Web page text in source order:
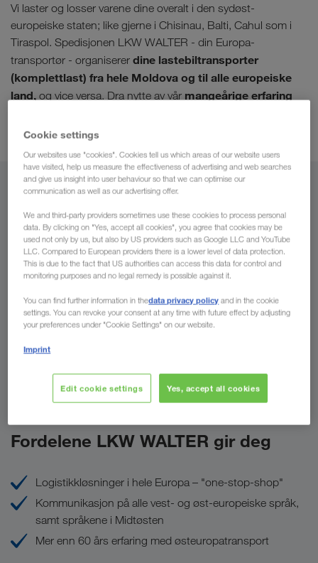
Vi laster og losser varene dine overalt i den sydøst-
europeiske staten; like gjerne i Chisinau, Balti, Cahul som i
Tiraspol. Spedisjonen LKW WALTER - din Europa-
transportør - organiserer dine lastebiltransporter
(komplettlast) fra hele Moldova og til alle europeiske
land, og vice versa. Dra nytte av vår mangeårige erfaring
gunstige fraktrater og optimale transittider
Fra
Norge
Land
Spør oss nå
Fordelene LKW WALTER gir deg
Logistikkløsninger i hele Europa – "one-stop-shop"
Kommunikasjon på alle vest- og øst-europeiske språk,
samt språkene i Midtøsten
Mer enn 60 års erfaring med østeuropatransport
Cookie settings
Our websites use "cookies". Cookies tell us which areas of our website users
have visited, help us measure the effectiveness of advertising and web searches
and give us insight into user behaviour so that we can optimise our
communication as well as our advertising offer.
We and third-party providers sometimes use these cookies to process personal
data. By clicking on "Yes, accept all cookies", you agree that cookies may be
used not only by us, but also by US providers such as Google LLC and YouTube
LLC. Compared to European providers there is a lower level of data protection.
This is due to the fact that US authorities can access this data for control and
monitoring purposes and no legal remedy is possible against it.
You can find further information in thedata privacy policy and in the cookie
settings. You can revoke your consent at any time with future effect by adjusting
your preferences under "Cookie Settings" on our website.
Imprint
Edit cookie settings Yes, accept all cookies